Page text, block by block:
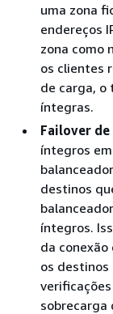
uma zona
endereços
zona como
os clientes
de carga, o
íntegras.
Failover
íntegros
destinos
íntegros.
da
os destinos
sobrecarga